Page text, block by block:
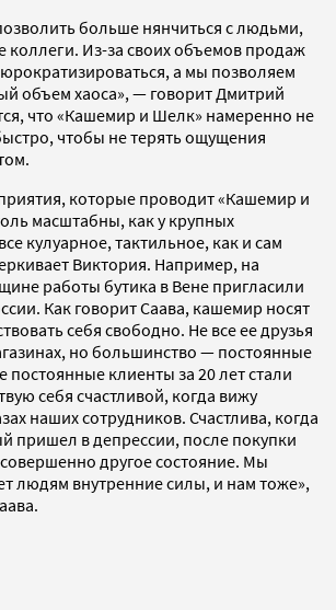
больше нянчиться с людьми,
коллеги. Из-за своих объемов продаж
а мы позволяем
объем хаоса», — говорит Дмитрий
что «Кашемир и Шелк» намеренно не
чтобы не терять ощущения
которые проводит «Кашемир и
масштабны, как у крупных
кулуарное, тактильное, как и сам
Виктория. Например, на
работы бутика в Вене пригласили
Как говорит Саава, кашемир носят
себя свободно. Не все ее друзья
но большинство — постоянные
постоянные клиенты за 20 лет стали
себя счастливой, когда вижу
наших сотрудников. Счастлива, когда
пришел в депрессии, после покупки
другое состояние. Мы
людям внутренние силы, и нам тоже»,